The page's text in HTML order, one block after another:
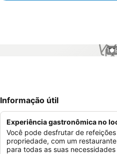
1 /
Informação útil
Experiência gastronômica no
Você pode desfrutar de
propriedade, com um
para todas as suas